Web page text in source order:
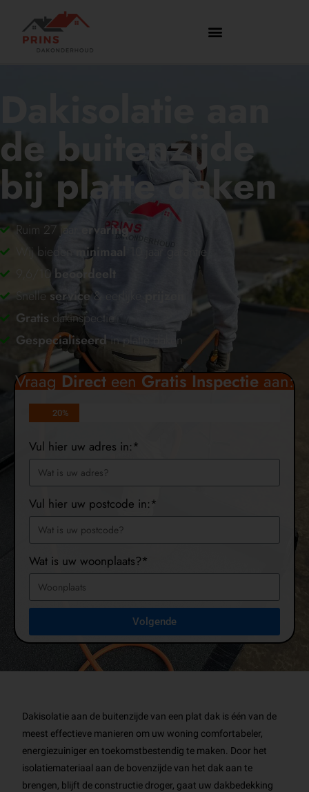
de buitenzijde
bij platte daken
Ruim 27 jaar
ervaring
Wij bieden
minimaal 10 jaar garantie
9,6/10 beoordeelt
Snelle service& eerlijke
Gratis dakinspectie
Gespecialiseerdin platte daken
VraagDirecteenGratis Inspectieaan:
20%
Vul hier uw adres in:*
Vul hier uw postcode in:*
Wat is uw woonplaats?*
Volgende
Dakisolatie aan de buitenzijde van een plat dak is één van de
meest effectieve manieren om uw woning comfortabeler,
energiezuiniger en toekomstbestendig te maken. Door het
isolatiemateriaal aan de bovenzijde van het dak aan te
brengen, blijft de constructie droger, gaat uw dakbedekking